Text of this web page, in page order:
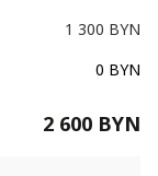
1 300 BYN
0 BYN
2 600 BYN